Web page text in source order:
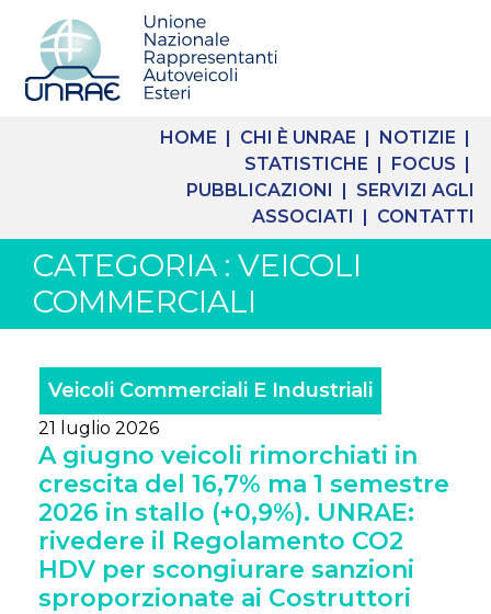
HOME | CHI È UNRAE | NOTIZIE |
STATISTICHE | FOCUS |
PUBBLICAZIONI | SERVIZI AGLI
ASSOCIATI | CONTATTI
CATEGORIA : VEICOLI
COMMERCIALI
Veicoli Commerciali E Industriali
21 luglio 2026
A giugno veicoli rimorchiati in
crescita del 16,7% ma 1 semestre
2026 in stallo (+0,9%). UNRAE:
rivedere il Regolamento CO2
HDV per scongiurare sanzioni
sproporzionate ai Costruttori